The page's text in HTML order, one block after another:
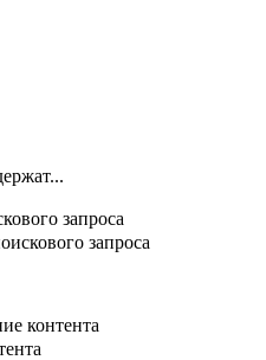
запроса
запроса
контента